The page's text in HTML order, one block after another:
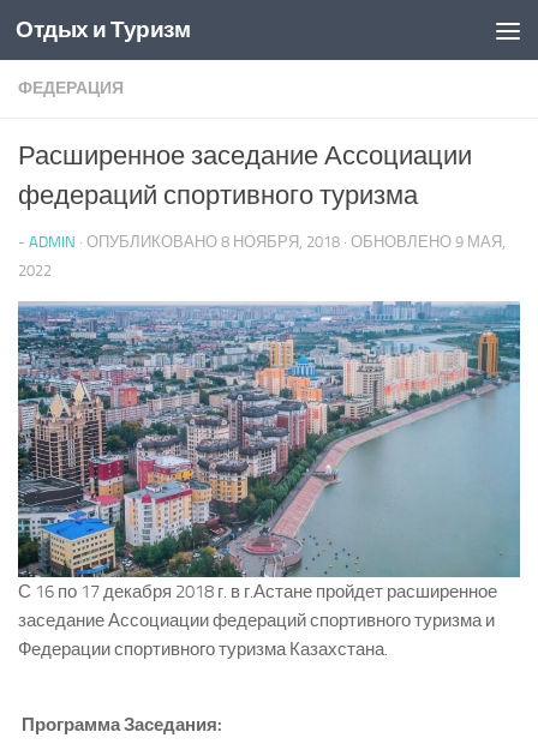
Перейти к содержимому
Отдых и Туризм
ФЕДЕРАЦИЯ
Расширенное заседание Ассоциации
федераций спортивного туризма
- ADMIN · ОПУБЛИКОВАНО 8 НОЯБРЯ, 2018 · ОБНОВЛЕНО 9 МАЯ,
2022
С 16 по 17 декабря 2018 г. в г.Астане пройдет расширенное
заседание Ассоциации федераций спортивного туризма и
Федерации спортивного туризма Казахстана.
Программа Заседания: